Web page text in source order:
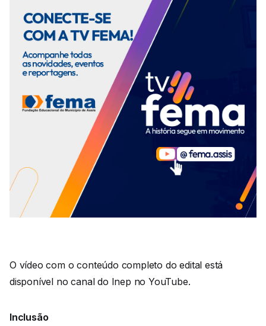
O vídeo com o conteúdo completo do edital está
disponível no canal do Inep no YouTube.
Inclusão